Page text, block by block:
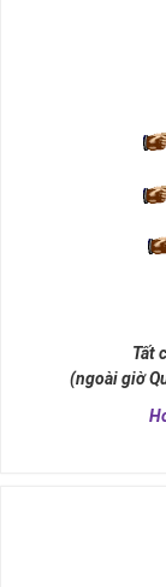
Tất
(ngoài giờ